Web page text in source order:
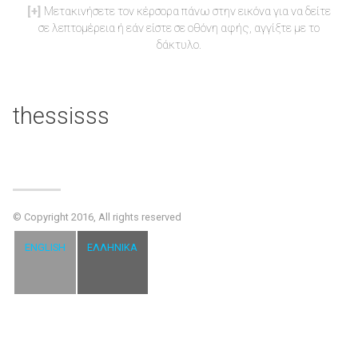
Μετακινήσετε τον κέρσορα πάνω στην εικόνα για να δείτε
σε λεπτομέρεια ή εάν είστε σε οθόνη αφής, αγγίξτε με το
δάκτυλο.
thessisss
© Copyright 2016, All rights reserved
ENGLISH ΕΛΛΗΝΙΚΆ